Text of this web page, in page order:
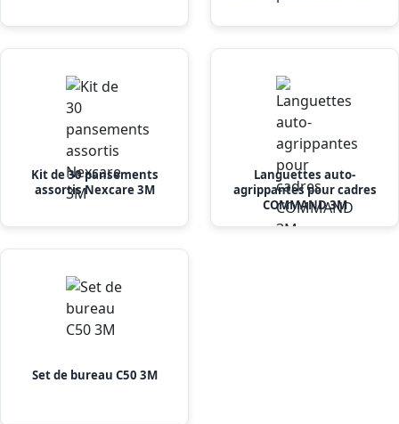
Kit de 30 pansements
assortis Nexcare 3M
Languettes auto-
agrippantes pour cadres
COMMAND 3M
Set de bureau C50 3M